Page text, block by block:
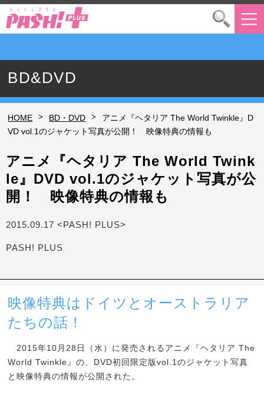
BD&DVD
HOME > BD・DVD >
アニメ『ヘタリア The World Twinkle』D
VD vol.1のジャケット写真が公開！ 映像特典の情報も
アニメ『ヘタリア The World Twink
le』DVD vol.1のジャケット写真が公
開！ 映像特典の情報も
2015.09.17 <PASH! PLUS>
PASH! PLUS
映像特典はドイツとオーストラリア
たちの話！
2015年10月28日（水）に発売されるアニメ『ヘタリア The
World Twinkle』の、DVD初回限定版vol.1のジャケット写真
と映像特典の情報が公開された。